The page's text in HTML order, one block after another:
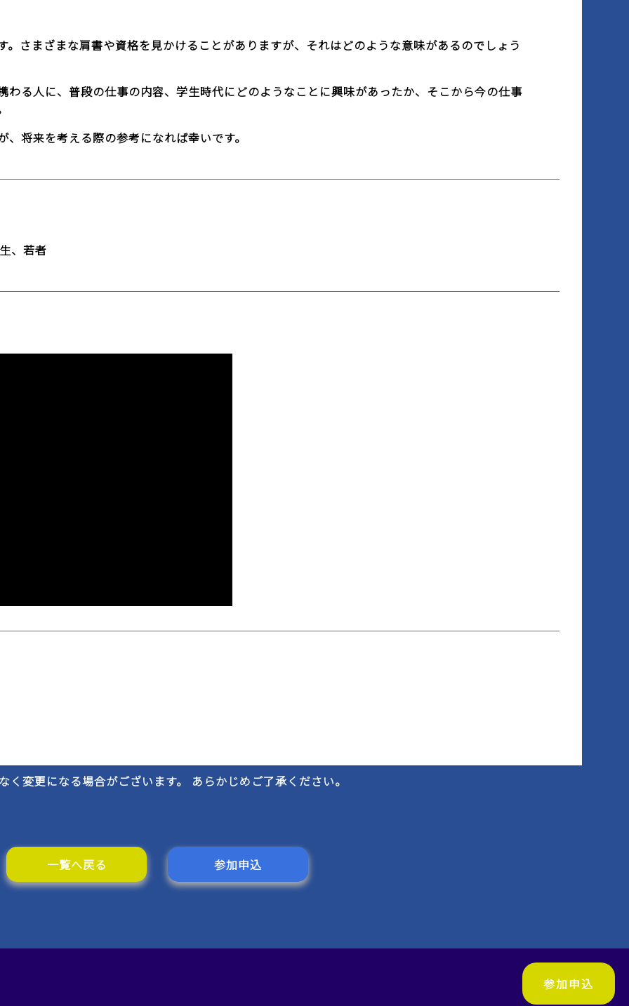
。さまざまな肩書や資格を見かけることがありますが、それはどのような意味があるのでしょう
わる人に、普段の仕事の内容、学生時代にどのようなことに興味があったか、そこから今の仕事
将来を考える際の参考になれば幸いです。
、若者
変更になる場合がございます。 あらかじめご了承ください。
一覧へ戻る 参加申込
参加申込